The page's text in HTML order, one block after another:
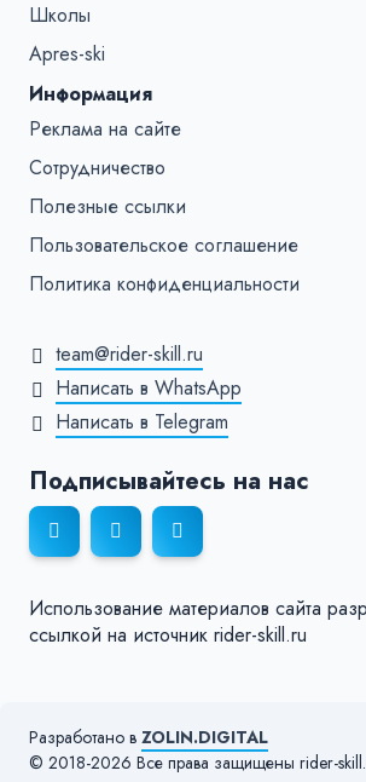
Школы
Apres-ski
Информация
Реклама на сайте
Сотрудничество
Полезные ссылки
Пользовательское соглашение
Политика конфиденциальности
team@rider-skill.ru
Написать в WhatsApp
Написать в Telegram
Подписывайтесь на нас
Использование материалов сайта
ссылкой на источник rider-skill.ru
Разработано в ZOLIN.DIGITAL
© 2018-2026 Все права защищены rider-